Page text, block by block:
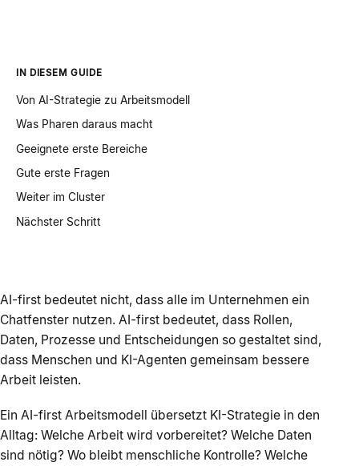
IN DIESEM GUIDE
Von AI-Strategie zu Arbeitsmodell
Was Pharen daraus macht
Geeignete erste Bereiche
Gute erste Fragen
Weiter im Cluster
Nächster Schritt
AI-first bedeutet nicht, dass alle im Unternehmen ein
Chatfenster nutzen. AI-first bedeutet, dass Rollen,
Daten, Prozesse und Entscheidungen so gestaltet sind,
dass Menschen und KI-Agenten gemeinsam bessere
Arbeit leisten.
Ein AI-first Arbeitsmodell übersetzt KI-Strategie in den
Alltag: Welche Arbeit wird vorbereitet? Welche Daten
sind nötig? Wo bleibt menschliche Kontrolle? Welche